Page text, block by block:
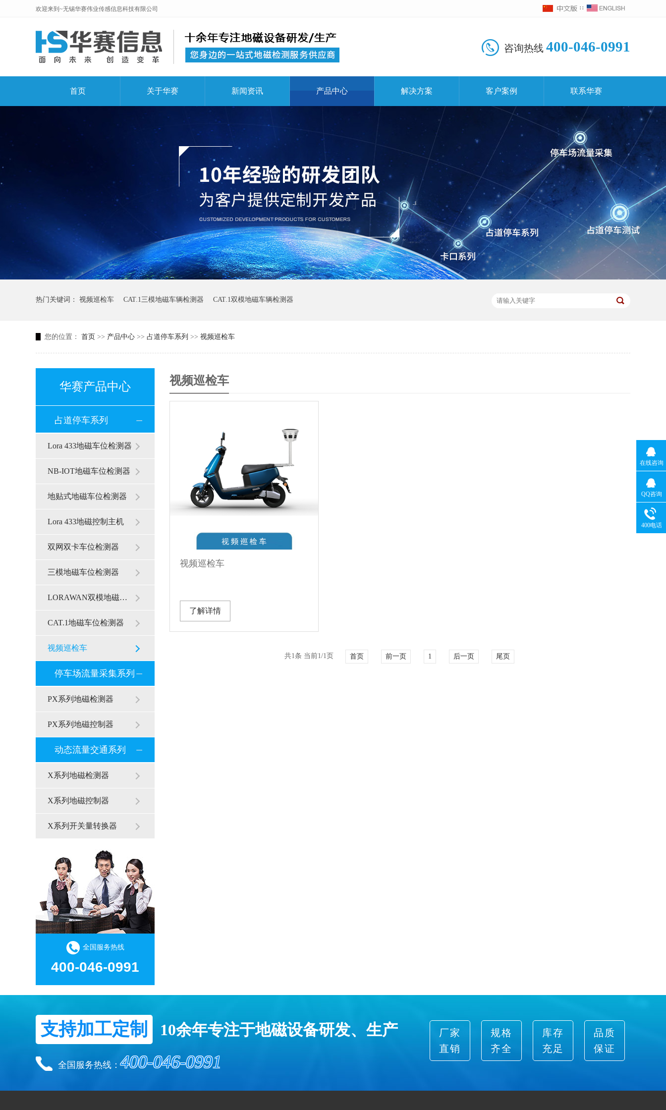
欢迎来到~无锡华赛伟业传感信息科技有限公司 ∷
咨询热线 400-046-0991
首页 关于华赛 新闻资讯 产品中心 解决方案 客户案例 联系华赛
热门关键词： 视频巡检车 CAT.1三模地磁车辆检测器 CAT.1双模地磁车辆检测器
您的位置： 首页 >> 产品中心 >> 占道停车系列 >> 视频巡检车
华赛产品中心
占道停车系列
Lora 433地磁车位检测器
NB-IOT地磁车位检测器
地贴式地磁车位检测器
Lora 433地磁控制主机
双网双卡车位检测器
三模地磁车位检测器
LORAWAN双模地磁车位
CAT.1地磁车位检测器
视频巡检车
停车场流量采集系列
PX系列地磁检测器
PX系列地磁控制器
动态流量交通系列
X系列地磁检测器
X系列地磁控制器
X系列开关量转换器
全国服务热线
400-046-0991
视频巡检车
视频巡检车
了解详情
共1条 当前1/1页 首页 前一页 1 后一页 尾页
支持加工定制 10余年专注于地磁设备研发、生产
全国服务热线：400-046-0991
厂家
直销
规格
齐全
库存
充足
品质
保证
在线咨询
QQ咨询
400电话